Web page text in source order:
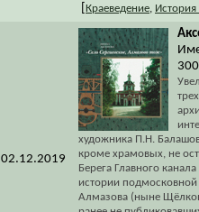
Краеведение История
02.12.2019
художника П.Н.
кроме храмовых, не
Берега Главного
истории
Алмазова (ныне